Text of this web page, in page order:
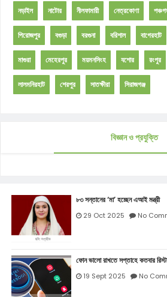
নড়াইল নাটোর নীলফামারী নেত্রকোণা
পিরোজপুর বগুড়া বরগুনা বরিশাল বাগেরহাট
মাগুরা মেহেরপুর ময়মনসিংহ যশোর রংপুর
লালমনিরহাট শেরপুর সাতক্ষীরা সিরাজগঞ্জ
বিজ্ঞান ও প্রযুক্তি
৮৩ সন্তানের ‘মা’ হচ্ছেন এআই মন্ত্রী
29 Oct 2025 No
ফোন ভালো রাখতে সপ্তাহে কতবার
19 Sept 2025 No